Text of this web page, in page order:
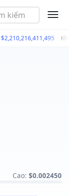
$2,210,216,411,495
Cao: $0.002450